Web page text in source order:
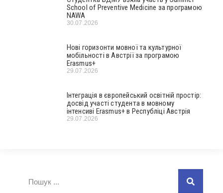
School of Preventive Medicine за програмою
NAWA
30.07.2026
Нові горизонти мовної та культурної
мобільності в Австрії за програмою
Erasmus+
29.07.2026
Інтеграція в європейський освітній простір:
досвід участі студента в мовному
інтенсиві Erasmus+ в Республіці Австрія
29.07.2026